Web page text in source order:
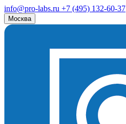
info@pro-labs.ru +7 (495) 132-60-37
Москва